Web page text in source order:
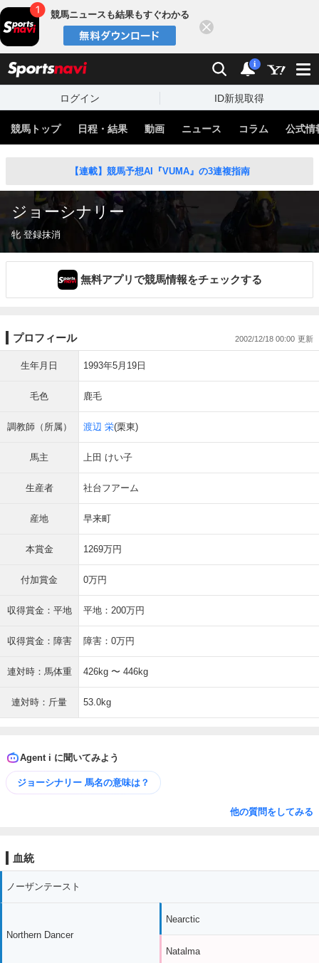
競馬ニュースも結果もすぐわかる
検索 通知
i
ログイン ID新規取得
競馬トップ 日程・結果 動画 ニュース コラム 公式情
【連載】競馬予想AI『VUMA』の3連複指南
ジョーシナリー
牝 登録抹消
無料アプリで競馬情報をチェックする
プロフィール 2002/12/18 00:00
生年月日 1993年5月19日
毛色 鹿毛
調教師（所属） 渡辺 栄(栗東)
馬主 上田 けい子
生産者 社台フアーム
産地 早来町
本賞金 1269万円
付加賞金 0万円
収得賞金：平地 平地：200万円
収得賞金：障害 障害：0万円
連対時：馬体重 426kg 〜 446kg
連対時：斤量 53.0kg
Agent i に聞いてみよう
ジョーシナリー 馬名の意味は？
他の質問をしてみる
血統
ノーザンテースト
Northern Dancer
Nearctic
Natalma